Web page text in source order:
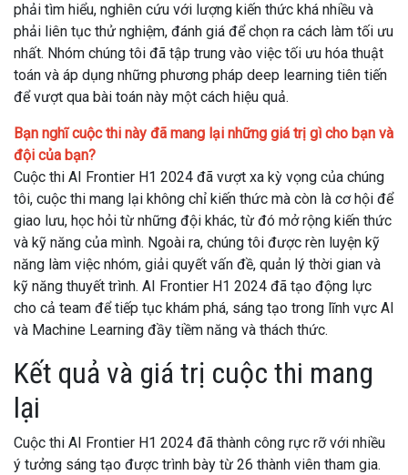
phải tìm hiểu, nghiên cứu với lượng kiến thức khá nhiều và
phải liên tục thử nghiệm, đánh giá để chọn ra cách làm tối ưu
nhất. Nhóm chúng tôi đã tập trung vào việc tối ưu hóa thuật
toán và áp dụng những phương pháp deep learning tiên tiến
để vượt qua bài toán này một cách hiệu quả.
Bạn nghĩ cuộc thi này đã mang lại những giá trị gì cho bạn và
đội của bạn?
Cuộc thi AI Frontier H1 2024 đã vượt xa kỳ vọng của chúng
tôi, cuộc thi mang lại không chỉ kiến thức mà còn là cơ hội để
giao lưu, học hỏi từ những đội khác, từ đó mở rộng kiến thức
và kỹ năng của mình. Ngoài ra, chúng tôi được rèn luyện kỹ
năng làm việc nhóm, giải quyết vấn đề, quản lý thời gian và
kỹ năng thuyết trình. AI Frontier H1 2024 đã tạo động lực
cho cả team để tiếp tục khám phá, sáng tạo trong lĩnh vực AI
và Machine Learning đầy tiềm năng và thách thức.
Kết quả và giá trị cuộc thi mang
lại
Cuộc thi AI Frontier H1 2024 đã thành công rực rỡ với nhiều
ý tưởng sáng tạo được trình bày từ 26 thành viên tham gia.